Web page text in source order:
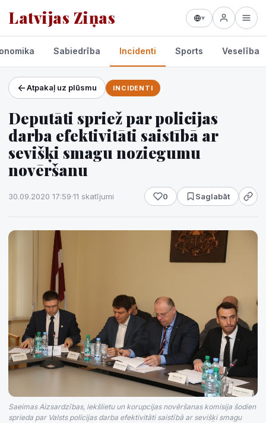
Latvijas Ziņas ▾
Projekti un pakalpojumi
Laikapstākļi
Sabiedrība Incidenti Sports Veselība
Atpakaļ uz plūsmu INCIDENTI
Deputāti spriež par policijas
darba efektivitāti saistībā ar
sevišķi smagu noziegumu
novēršanu
30.09.2020 17:59·11 skatījumi 0 Saglabāt
Saeimas Aizsardzības, iekšlietu un korupcijas novēršanas komisija šodien
sprieda par Valsts policijas darba efektivitāti saistībā ar sevišķi smagu